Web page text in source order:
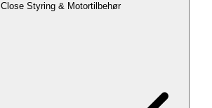
Close Styring & Motortilbehør